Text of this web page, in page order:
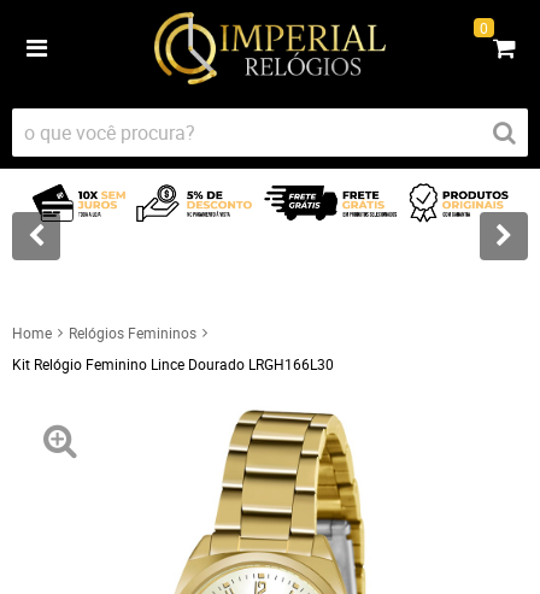
0
Home
Relógios Femininos
Kit Relógio Feminino Lince Dourado LRGH166L30